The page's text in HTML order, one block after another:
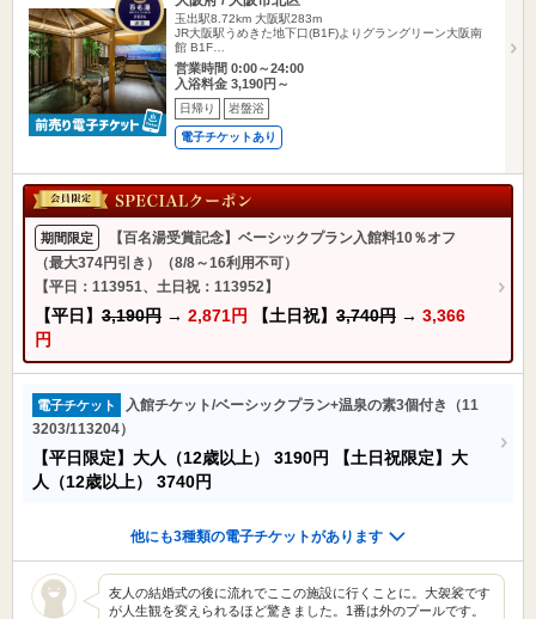
玉出駅8.72km 大阪駅283m
JR大阪駅うめきた地下口(B1F)よりグラングリーン大阪南
館 B1F…
営業時間 0:00～24:00
入浴料金 3,190円～
日帰り 岩盤浴
電子チケットあり
期間限定
【百名湯受賞記念】ベーシックプラン入館料10％オフ
（最大374円引き）（8/8～16利用不可）
【平日：113951、土日祝：113952】
【平日】 3,190円 → 2,871円 【土日祝】 3,740円 → 3,366
円
電子チケット
入館チケット/ベーシックプラン+温泉の素3個付き（11
3203/113204）
【平日限定】大人（12歳以上） 3190円
【土日祝限定】大
人（12歳以上） 3740円
他にも3種類の電子チケットがあります
友人の結婚式の後に流れでここの施設に行くことに。大袈裟です
が人生観を変えられるほど驚きました。1番は外のプールです。